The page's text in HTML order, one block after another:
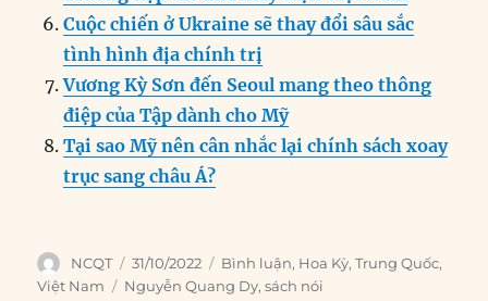
Cuộc chiến ở Ukraine sẽ thay đổi sâu sắc
tình hình địa chính trị
Vương Kỳ Sơn đến Seoul mang theo thông
điệp của Tập dành cho Mỹ
Tại sao Mỹ nên cân nhắc lại chính sách xoay
trục sang châu Á?
Author
NCQT
Posted
on
31/10/2022 Categories
Bình luận, Hoa Kỳ,Trung Quốc,
Việt Nam
Tags
Nguyễn Quang Dy,sách nói